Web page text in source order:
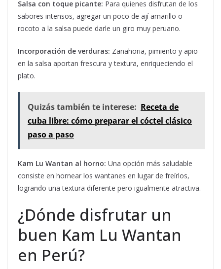
Salsa con toque picante: Para quienes disfrutan de los
sabores intensos, agregar un poco de ají amarillo o
rocoto a la salsa puede darle un giro muy peruano.
Incorporación de verduras: Zanahoria, pimiento y apio
en la salsa aportan frescura y textura, enriqueciendo el
plato.
Quizás también te interese: Receta de
cuba libre: cómo preparar el cóctel clásico
paso a paso
Kam Lu Wantan al horno: Una opción más saludable
consiste en hornear los wantanes en lugar de freírlos,
logrando una textura diferente pero igualmente atractiva.
¿Dónde disfrutar un
buen Kam Lu Wantan
en Perú?